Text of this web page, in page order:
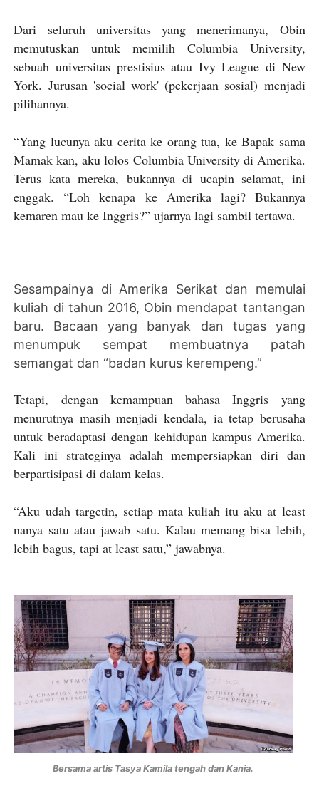
Dari seluruh universitas yang menerimanya, Obin
memutuskan untuk memilih Columbia University,
sebuah universitas prestisius atau Ivy League di New
York. Jurusan 'social work' (pekerjaan sosial) menjadi
pilihannya.
“Yang lucunya aku cerita ke orang tua, ke Bapak sama
Mamak kan, aku lolos Columbia University di Amerika.
Terus kata mereka, bukannya di ucapin selamat, ini
enggak. “Loh kenapa ke Amerika lagi? Bukannya
kemaren mau ke Inggris?” ujarnya lagi sambil tertawa.
Sesampainya di Amerika Serikat dan memulai
kuliah di tahun 2016, Obin mendapat tantangan
baru. Bacaan yang banyak dan tugas yang
menumpuk sempat membuatnya patah
semangat dan “badan kurus kerempeng.”
Tetapi, dengan kemampuan bahasa Inggris yang
menurutnya masih menjadi kendala, ia tetap berusaha
untuk beradaptasi dengan kehidupan kampus Amerika.
Kali ini strateginya adalah mempersiapkan diri dan
berpartisipasi di dalam kelas.
“Aku udah targetin, setiap mata kuliah itu aku at least
nanya satu atau jawab satu. Kalau memang bisa lebih,
lebih bagus, tapi at least satu,” jawabnya.
Bersama artis Tasya Kamila tengah dan Kania.